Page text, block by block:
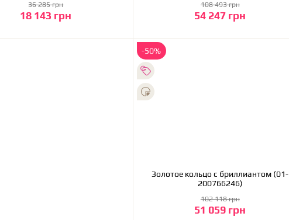
18 143 грн
36 285 грн
В корзину 54 247 грн
108 493 грн
В корзину
-50%
Золотое кольцо с бриллиантом (01-
200766246)
51 059 грн
102 118 грн
В корзину